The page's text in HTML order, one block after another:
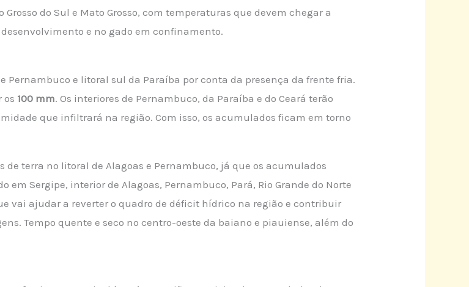
do Sul e Mato Grosso, com temperaturas que devem chegar a
e no gado em confinamento.
Pernambuco e litoral sul da Paraíba por conta da presença da frente fria.
os 100 mm. Os interiores de Pernambuco, da Paraíba e do Ceará terão
que infiltrará na região. Com isso, os acumulados ficam em torno
de terra no litoral de Alagoas e Pernambuco, já que os acumulados
em Sergipe, interior de Alagoas, Pernambuco, Pará, Rio Grande do Norte
vai ajudar a reverter o quadro de déficit hídrico na região e contribuir
Tempo quente e seco no centro-oeste da baiano e piauiense, além do